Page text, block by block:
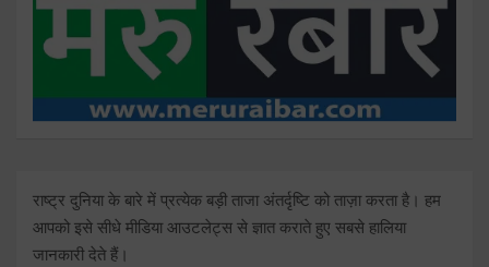
राष्ट्र दुनिया के बारे में प्रत्येक बड़ी ताजा अंतर्दृष्टि को ताज़ा करता है। हम
आपको इसे सीधे मीडिया आउटलेट्स से ज्ञात कराते हुए सबसे हालिया
जानकारी देते हैं।